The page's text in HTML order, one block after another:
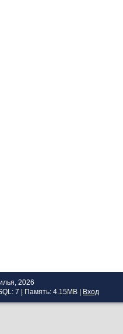
2026
7 | Память: 4.15MB Вход